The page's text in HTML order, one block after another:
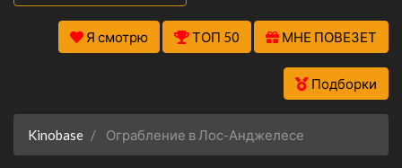
Я смотрю ТОП 50 МНЕ ПОВЕЗЕТ
Подборки
Kinobase Ограбление в Лос-Анджелесе